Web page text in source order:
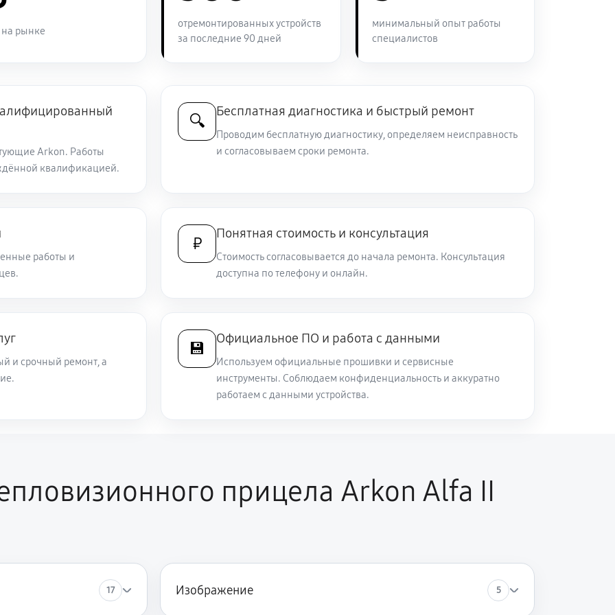
2340 руб 60 минут Заказать
1440 руб 60 минут Заказать
прицела Arkon Alfa II HT50M 990 руб 60 минут
650 руб
2970 руб 60 минут
6480 руб 60 минут Заказать
в видоискателе и на видео
5040 руб 60 минут Заказать
в видоискателе и на видео
на рынке
отремонтированных устройств
за последние 90 дней
минимальный опыт работы
специалистов
Arkon. Работы
квалификацией.
🔍
Бесплатная диагностика и быстрый ремонт
Проводим бесплатную диагностику, определяем неисправность
и согласовываем сроки ремонта.
работы и
₽
Понятная стоимость и консультация
Стоимость согласовывается до начала ремонта. Консультация
доступна по телефону и онлайн.
и срочный ремонт, а
💾
Официальное ПО и работа с данными
Используем официальные прошивки и сервисные
инструменты. Соблюдаем конфиденциальность и аккуратно
работаем с данными устройства.
прицела Arkon Alfa II
17 Изображение 5